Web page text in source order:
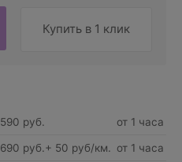
Купить в 1 клик
590 руб. от 1 часа
690 руб.+ 50 руб/км. от 1 часа